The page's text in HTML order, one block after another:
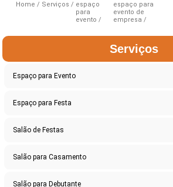
Home Serviços
espaço
para
evento
espaço para
evento de
empresa
Serviços
Espaço para Evento
Espaço para Festa
Salão de Festas
Salão para Casamento
Salão para Debutante